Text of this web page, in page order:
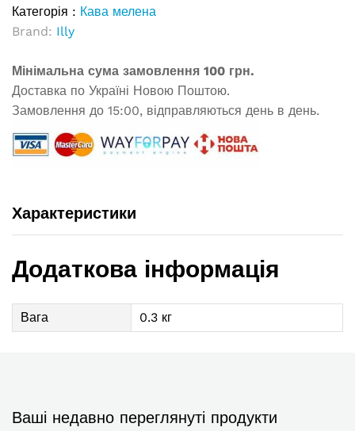
Категорія : Кава мелена
Brand: Illy
Мінімальна сума замовлення 100 грн.
Доставка по Україні Новою Поштою.
Замовлення до 15:00, відправляються день в день.
Характеристики
Додаткова інформація
Вага 0.3 кг
Ваші недавно переглянуті продукти